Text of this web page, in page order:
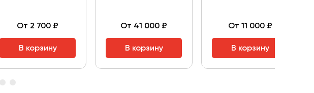
От 2 700 ₽
В корзину
От 41 000 ₽
В корзину
От 11 000 ₽
В корзину